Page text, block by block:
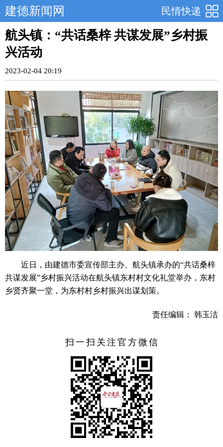
民情快递
建德新闻网
航头镇：“共话桑梓 共谋发展”乡村振
兴活动
2023-02-04 20:19
近日，由建德市委宣传部主办、航头镇承办的“共话桑梓
共谋发展”乡村振兴活动在航头镇东村村文化礼堂举办，东村
乡贤齐聚一堂，为东村村乡村振兴出谋划策。
责任编辑： 韩玉洁
扫一扫关注官方微信